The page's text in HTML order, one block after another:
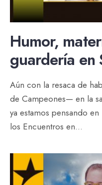
Humor,
guardería en
Aún con la resaca de
de Campeones— en la
ya estamos pensando
los Encuentros en...